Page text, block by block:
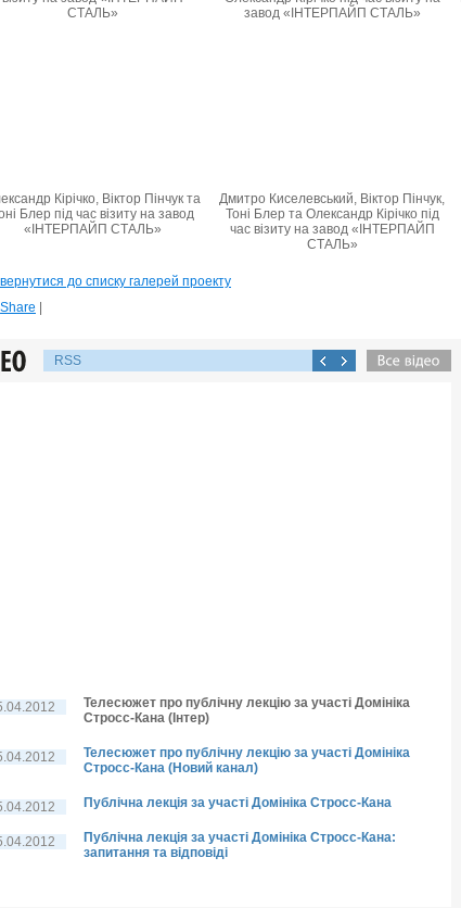
СТАЛЬ»
завод «ІНТЕРПАЙП СТАЛЬ»
Кірічко, Віктор Пінчук та
Блер під час візиту на завод
«ІНТЕРПАЙП СТАЛЬ»
Дмитро Киселевський, Віктор Пінчук,
Тоні Блер та Олександр Кірічко під
час візиту на завод «ІНТЕРПАЙП
СТАЛЬ»
до списку галерей проекту
Share
RSS
Телесюжет про публічну лекцію за участі Домініка
Стросс-Кана (Інтер)
Телесюжет про публічну лекцію за участі Домініка
Стросс-Кана (Новий канал)
Публічна лекція за участі Домініка Стросс-Кана
Публічна лекція за участі Домініка Стросс-Кана:
запитання та відповіді